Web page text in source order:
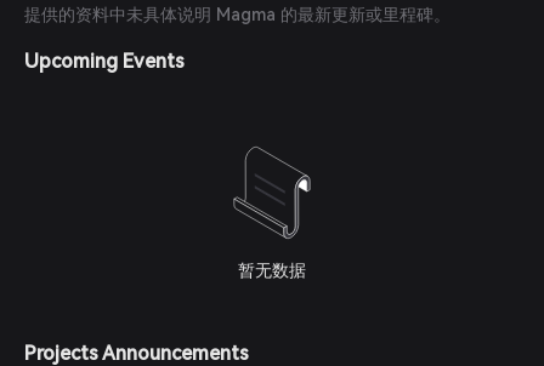
提供的资料中未具体说明 Magma 的最新更新或里程碑。
Upcoming Events
暂无数据
Projects Announcements